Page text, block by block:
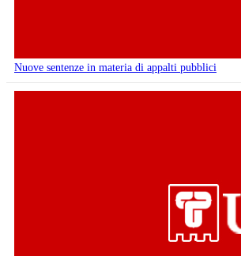
Nuove sentenze in materia di appalti pubblici